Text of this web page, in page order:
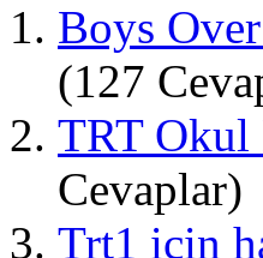
Boys
(127
TRT Okul
Cevaplar)
Trt1 için